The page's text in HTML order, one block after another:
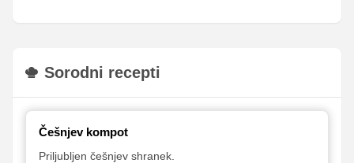
Sorodni recepti
Češnjev kompot
Priljubljen češnjev shranek.